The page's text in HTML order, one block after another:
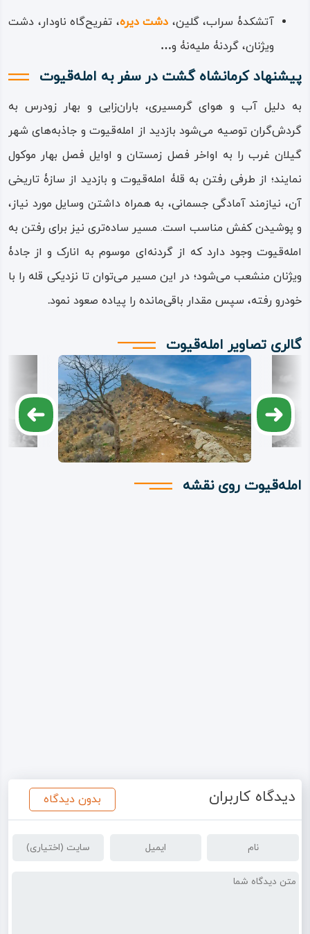
آتشکدۀ سراب، گلین، دشت دیره، تفریح‌گاه ناودار، دشت
ویژنان، گردنۀ ملیه‌نۀ و…
پیشنهاد کرمانشاه گشت در سفر به امله‌قیوت
به دلیل آب ‌و هوای گرمسیری، باران‌زایی و بهار زودرس به
گردش‌گران توصیه می‌شود بازدید از امله‌قیوت و جاذبه‌های شهر
گیلان ‌غرب را به اواخر فصل زمستان و اوایل فصل بهار موکول
نمایند؛ از طرفی رفتن به قلۀ امله‌قیوت و بازدید از سازۀ تاریخی
آن، نیازمند آمادگی جسمانی، به همراه داشتن وسایل مورد نیاز،
و پوشیدن کفش مناسب است. مسیر ساده‌تری نیز برای رفتن به
امله‌قیوت وجود دارد که از گردنه‌‌ای موسوم به انارک و از جادۀ
ویژنان منشعب می‌شود؛ در این مسیر می‌توان تا نزدیکی قله را با
خودرو رفته، سپس مقدار باقی‌مانده را پیاده صعود نمود.
گالری تصاویر امله‌قیوت
امله‌قیوت روی نقشه
دیدگاه کاربران بدون دیدگاه